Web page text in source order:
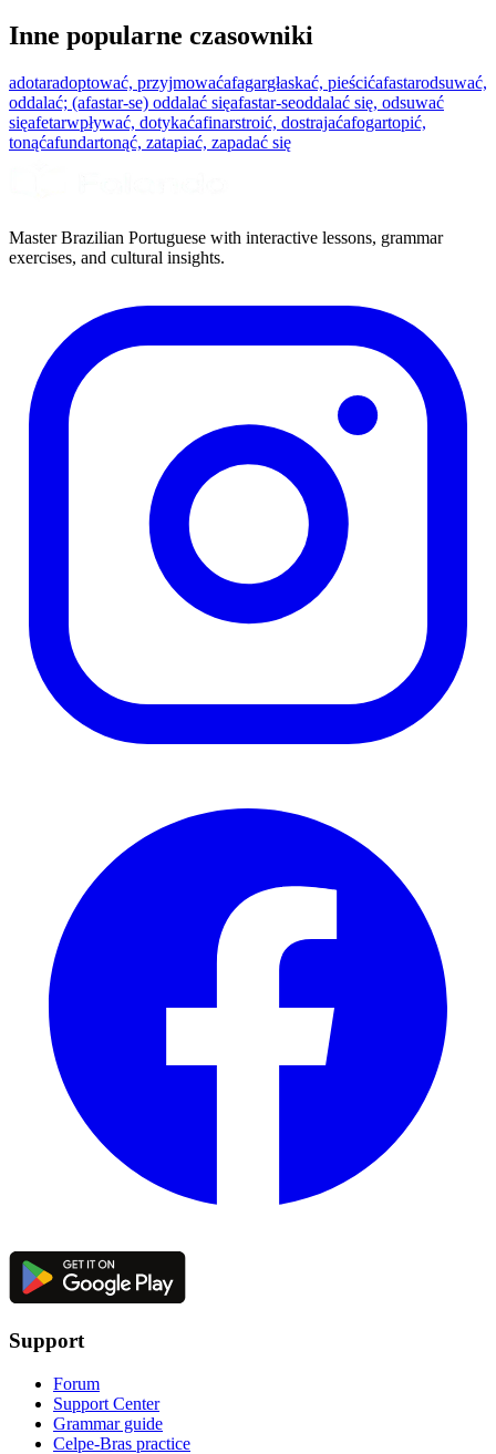
Inne popularne czasowniki
adotaradoptować, przyjmowaćafagargłaskać, pieścićafastarodsuwać,
oddalać; (afastar-se) oddalać sięafastar-seoddalać się, odsuwać
sięafetarwpływać, dotykaćafinarstroić, dostrajaćafogartopić,
tonąćafundartonąć, zatapiać, zapadać się
Master Brazilian Portuguese with interactive lessons, grammar
exercises, and cultural insights.
Support
Forum
Support Center
Grammar guide
Celpe-Bras practice